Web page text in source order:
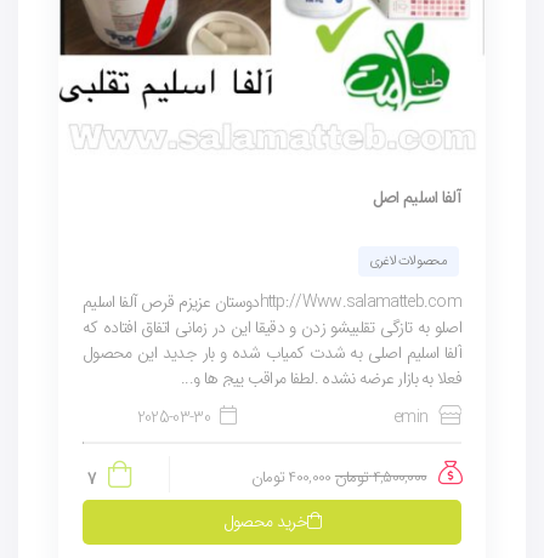
آلفا اسلیم اصل
محصولات لاغری
http://Www.salamatteb.comدوستان عزیزم قرص آلفا اسلیم
اصلو به تازگی تقلبیشو زدن و دقیقا این در زمانی اتفاق افتاده که
آلفا اسلیم اصلی به شدت کمیاب شده و بار جدید این محصول
فعلا به بازار عرضه نشده .لطفا مراقب پیج ها و...
emin
2025-03-30
4,500,000تومان400,000تومان
7
خرید محصول